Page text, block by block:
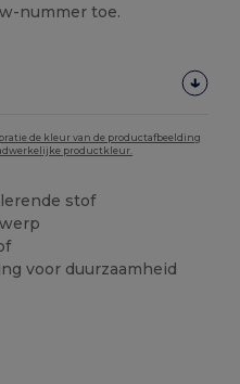
nummer toe.
de kleur van de productafbeelding
productkleur.
stof
voor duurzaamheid